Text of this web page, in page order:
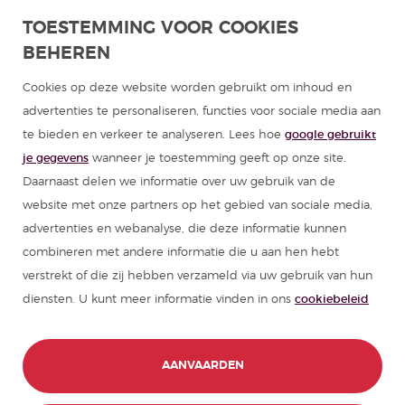
Programma's Spaans voor groepen
Cursussen Spaans
Zomerkampen Spanje
Hulpmiddelen om Spaans te leren
Partners
Reisgids van Spanje
Reisgidsen van Latijns-Amerika
TOESTEMMING VOOR COOKIES
BEHEREN
Cookies op deze website worden gebruikt om inhoud en
advertenties te personaliseren, functies voor sociale media aan
te bieden en verkeer te analyseren. Lees hoe google gebruikt
je gegevens wanneer je toestemming geeft op onze site.
Daarnaast delen we informatie over uw gebruik van de
website met onze partners op het gebied van sociale media,
advertenties en webanalyse, die deze informatie kunnen
combineren met andere informatie die u aan hen hebt
verstrekt of die zij hebben verzameld via uw gebruik van hun
diensten. U kunt meer informatie vinden in ons cookiebeleid
AANVAARDEN